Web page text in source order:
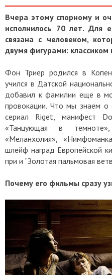
Вчера этому спорному и
исполнилось 70 лет. Для
связана с человеком,
двумя фигурами:
Фон Триер родился в
учился в Датской
добавил к фамилии еще в
провокации. Что мы знаем о
сериал Riget, манифест
«Танцующая в темноте»,
«Меланхолия»,
шлейф наград Европейской
при и “Золотая пальмовая
Почему его фильмы сразу